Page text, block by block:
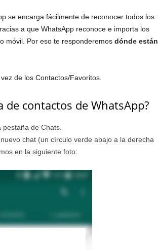
se encarga fácilmente de reconocer todos los
a que WhatsApp reconoce e importa los
móvil. Por eso te responderemos dónde están
de los Contactos/Favoritos.
contactos de WhatsApp?
de Chats.
chat (un círculo verde abajo a la derecha
en la siguiente foto: